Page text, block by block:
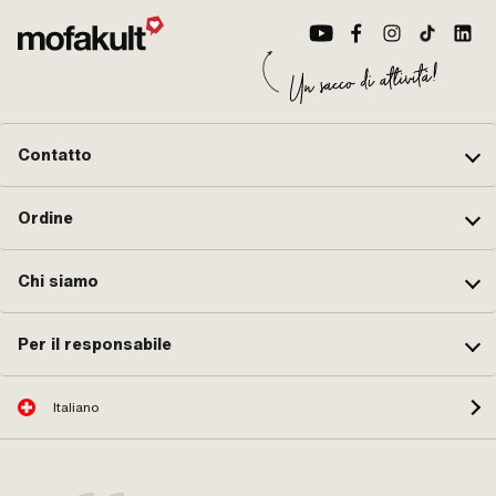
Contatto
Ordine
Chi siamo
Per il responsabile
Italiano